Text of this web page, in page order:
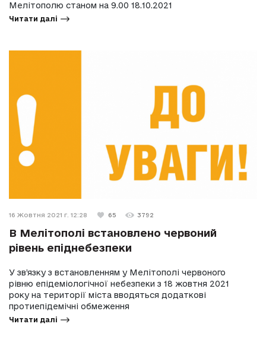
Мелітополю станом на 9.00 18.10.2021
Читати далі
16 Жовтня 2021 г. 12:28 65 3792
В Мелітополі встановлено червоний
рівень епіднебезпеки
У зв’язку з встановленням у Мелітополі червоного
рівню епідеміологічної небезпеки з 18 жовтня 2021
року на території міста вводяться додаткові
протиепідемічні обмеження
Читати далі